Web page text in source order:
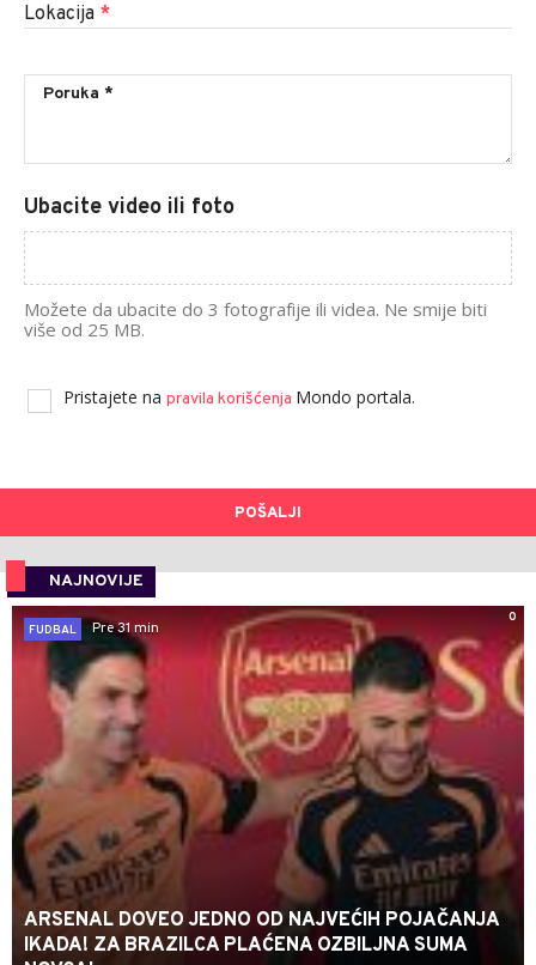
Lokacija *
Ubacite video ili foto
Možete da ubacite do 3 fotografije ili videa. Ne smije biti
više od 25 MB.
Pristajete na pravila korišćenja Mondo portala.
POŠALJI
NAJNOVIJE
0
FUDBAL
Pre 31 min
ARSENAL DOVEO JEDNO OD NAJVEĆIH POJAČANJA
IKADA! ZA BRAZILCA PLAĆENA OZBILJNA SUMA